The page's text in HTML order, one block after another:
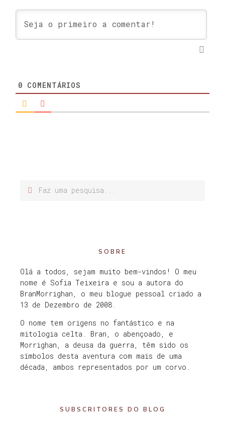
0 COMENTÁRIOS
SOBRE
Olá a todos, sejam muito bem-vindos! O meu
nome é Sofia Teixeira e sou a autora do
BranMorrighan, o meu blogue pessoal criado a
13 de Dezembro de 2008.
O nome tem origens no fantástico e na
mitologia celta. Bran, o abençoado, e
Morrighan, a deusa da guerra, têm sido os
símbolos desta aventura com mais de uma
década, ambos representados por um corvo.
SUBSCRITORES DO BLOG